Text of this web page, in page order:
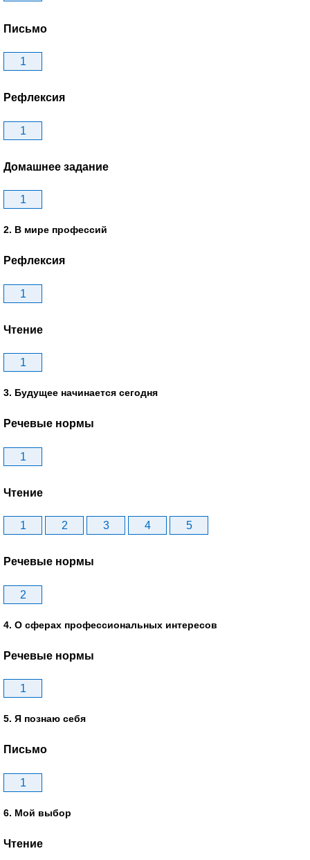
Письмо
1
Рефлексия
1
Домашнее задание
1
2. В мире профессий
Рефлексия
1
Чтение
1
3. Будущее начинается сегодня
Речевые нормы
1
Чтение
1 2 3 4 5
Речевые нормы
2
4. О сферах профессиональных интересов
Речевые нормы
1
5. Я познаю себя
Письмо
1
6. Мой выбор
Чтение